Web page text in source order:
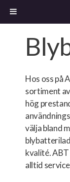
Hos oss på
sortiment
hög
välja bland
kvalité.
alltid